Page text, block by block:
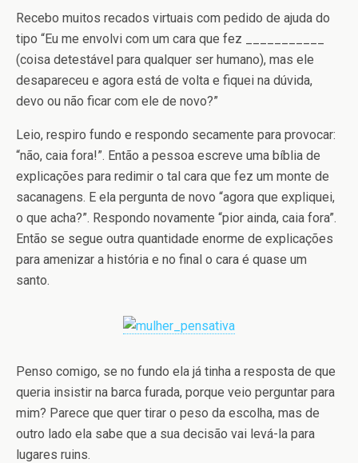
Recebo muitos recados virtuais com pedido de ajuda do
tipo “Eu me envolvi com um cara que fez ___________
(coisa detestável para qualquer ser humano), mas ele
desapareceu e agora está de volta e fiquei na dúvida,
devo ou não ficar com ele de novo?”
Leio, respiro fundo e respondo secamente para provocar:
“não, caia fora!”. Então a pessoa escreve uma bíblia de
explicações para redimir o tal cara que fez um monte de
sacanagens. E ela pergunta de novo “agora que expliquei,
o que acha?”. Respondo novamente “pior ainda, caia fora”.
Então se segue outra quantidade enorme de explicações
para amenizar a história e no final o cara é quase um
santo.
Penso comigo, se no fundo ela já tinha a resposta de que
queria insistir na barca furada, porque veio perguntar para
mim? Parece que quer tirar o peso da escolha, mas de
outro lado ela sabe que a sua decisão vai levá-la para
lugares ruins.